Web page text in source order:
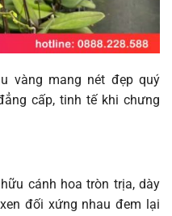
vàng mang nét đẹp quý
cấp, tinh tế khi chưng
cánh hoa tròn trịa, dày
đối xứng nhau đem lại